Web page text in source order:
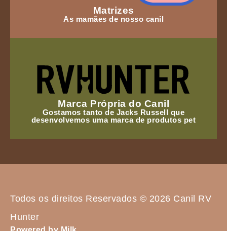
Matrizes
As mamães de nosso canil
Marca Própria do Canil
Gostamos tanto de Jacks Russell que
desenvolvemos uma marca de produtos pet
Todos os direitos Reservados © 2026 Canil RV
Hunter